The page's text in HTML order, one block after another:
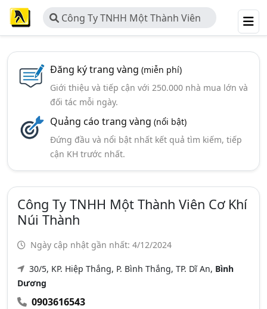
Công Ty TNHH Một Thành Viên
Cơ Khí Núi Thành
Đăng ký trang vàng (miễn phí)
Giới thiệu và tiếp cận với 250.000 nhà mua lớn và
đối tác mỗi ngày.
Quảng cáo trang vàng (nổi bật)
Đứng đầu và nổi bật nhất kết quả tìm kiếm, tiếp
cận KH trước nhất.
Công Ty TNHH Một Thành Viên Cơ Khí
Núi Thành
Ngày cập nhật gần nhất: 4/12/2024
30/5, KP. Hiệp Thắng, P. Bình Thắng, TP. Dĩ An, Bình
Dương
0903616543